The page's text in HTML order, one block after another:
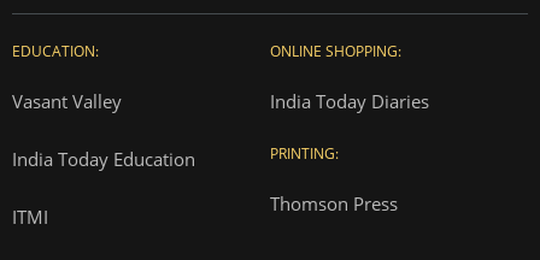
EDUCATION:
Vasant Valley
India Today Education
ITMI
ONLINE SHOPPING:
India Today Diaries
PRINTING:
Thomson Press